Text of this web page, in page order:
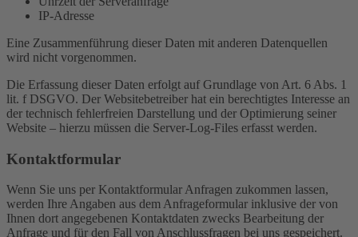
IP-Adresse
Eine Zusammenführung dieser Daten mit anderen Datenquellen
wird nicht vorgenommen.
Die Erfassung dieser Daten erfolgt auf Grundlage von Art. 6 Abs. 1
lit. f DSGVO. Der Websitebetreiber hat ein berechtigtes Interesse an
der technisch fehlerfreien Darstellung und der Optimierung seiner
Website – hierzu müssen die Server-Log-Files erfasst werden.
Kontaktformular
Wenn Sie uns per Kontaktformular Anfragen zukommen lassen,
werden Ihre Angaben aus dem Anfrageformular inklusive der von
Ihnen dort angegebenen Kontaktdaten zwecks Bearbeitung der
Anfrage und für den Fall von Anschlussfragen bei uns gespeichert.